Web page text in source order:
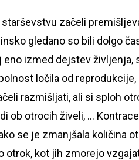
začeli
gledano so bili dolgo
izmed dejstev življenja,
ločila od
razmišljati, ali si sploh
ob otrocih živeli, …
se je zmanjšala količina
otrok, kot jih zmorejo